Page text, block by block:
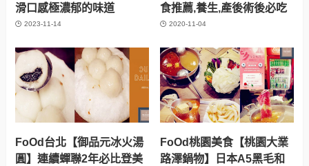
滑口感極濃郁的味道
2023-11-14
食推薦,養生,產後術後必吃
2020-11-04
FoOd台北【御品元冰火湯
圓】連續蟬聯2年必比登美
FoOd桃園美食【桃園大業
路澤鍋物】日本A5黑毛和